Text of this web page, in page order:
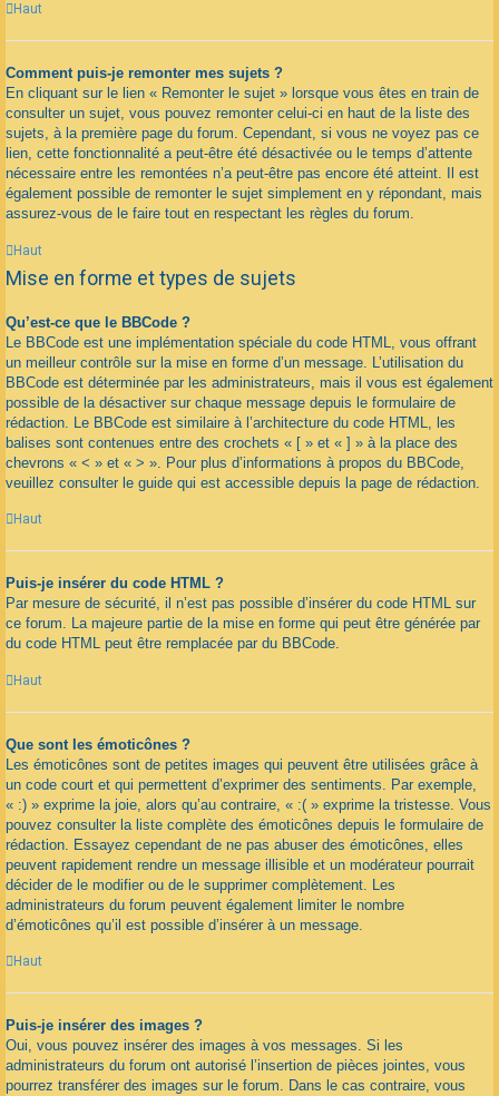
Haut
Comment puis-je remonter mes sujets ?
En cliquant sur le lien « Remonter le sujet » lorsque vous êtes en train de
consulter un sujet, vous pouvez remonter celui-ci en haut de la liste des
sujets, à la première page du forum. Cependant, si vous ne voyez pas ce
lien, cette fonctionnalité a peut-être été désactivée ou le temps d’attente
nécessaire entre les remontées n’a peut-être pas encore été atteint. Il est
également possible de remonter le sujet simplement en y répondant, mais
assurez-vous de le faire tout en respectant les règles du forum.
Haut
Mise en forme et types de sujets
Qu’est-ce que le BBCode ?
Le BBCode est une implémentation spéciale du code HTML, vous offrant
un meilleur contrôle sur la mise en forme d’un message. L’utilisation du
BBCode est déterminée par les administrateurs, mais il vous est également
possible de la désactiver sur chaque message depuis le formulaire de
rédaction. Le BBCode est similaire à l’architecture du code HTML, les
balises sont contenues entre des crochets « [ » et « ] » à la place des
chevrons « < » et « > ». Pour plus d’informations à propos du BBCode,
veuillez consulter le guide qui est accessible depuis la page de rédaction.
Haut
Puis-je insérer du code HTML ?
Par mesure de sécurité, il n’est pas possible d’insérer du code HTML sur
ce forum. La majeure partie de la mise en forme qui peut être générée par
du code HTML peut être remplacée par du BBCode.
Haut
Que sont les émoticônes ?
Les émoticônes sont de petites images qui peuvent être utilisées grâce à
un code court et qui permettent d’exprimer des sentiments. Par exemple,
« :) » exprime la joie, alors qu’au contraire, « :( » exprime la tristesse. Vous
pouvez consulter la liste complète des émoticônes depuis le formulaire de
rédaction. Essayez cependant de ne pas abuser des émoticônes, elles
peuvent rapidement rendre un message illisible et un modérateur pourrait
décider de le modifier ou de le supprimer complètement. Les
administrateurs du forum peuvent également limiter le nombre
d’émoticônes qu’il est possible d’insérer à un message.
Haut
Puis-je insérer des images ?
Oui, vous pouvez insérer des images à vos messages. Si les
administrateurs du forum ont autorisé l’insertion de pièces jointes, vous
pourrez transférer des images sur le forum. Dans le cas contraire, vous